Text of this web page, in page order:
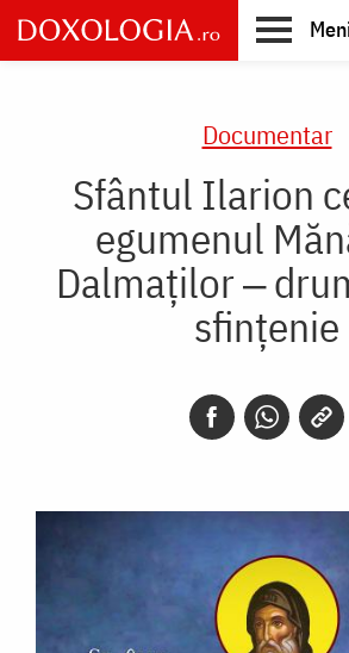
Skip
to
main
Documentar
Sfântul Ilarion
egumenul
Dalmaților ‒
sfințenie